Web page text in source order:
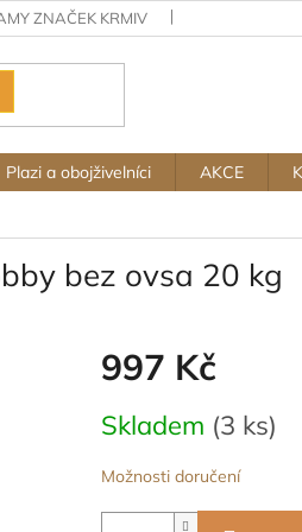
ZNAČEK KRMIV
Plazi a obojživelníci AKCE
bez ovsa 20 kg
997 Kč
cena:
Skladem (3 ks)
Možnosti doručení